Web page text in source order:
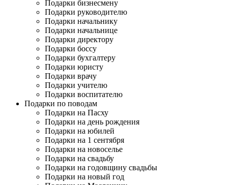
Подарки бизнесмену
Подарки руководителю
Подарки начальнику
Подарки начальнице
Подарки директору
Подарки боссу
Подарки бухгалтеру
Подарки юристу
Подарки врачу
Подарки учителю
Подарки воспитателю
Подарки по поводам
Подарки на Пасху
Подарки на день рождения
Подарки на юбилей
Подарки на 1 сентября
Подарки на новоселье
Подарки на свадьбу
Подарки на годовщину свадьбы
Подарки на новый год